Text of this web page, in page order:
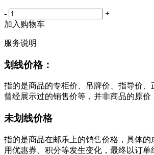
-
+
加入购物车
服务说明
划线价格：
指的是商品的专柜价、吊牌价、指导价、
曾经展示过的销售价等，并非商品的原价
未划线价格
指的是商品在邮乐上的销售价格，具体的
用优惠券、积分等发生变化，最终以订单